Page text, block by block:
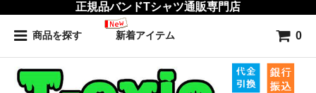
正規品バンドTシャツ通販専門店
商品を探す 新着アイテム 0